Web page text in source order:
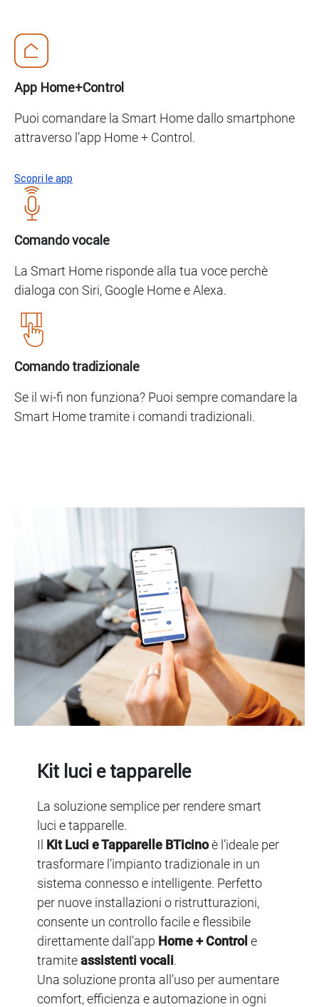
App Home+Control
Puoi comandare la Smart Home dallo smartphone
attraverso l’app Home + Control.
Scopri le app
Comando vocale
La Smart Home risponde alla tua voce perchè
dialoga con Siri, Google Home e Alexa.
Comando tradizionale
Se il wi-fi non funziona? Puoi sempre comandare la
Smart Home tramite i comandi tradizionali.
Kit luci e tapparelle
La soluzione semplice per rendere smart
luci e tapparelle.
Il Kit Luci e Tapparelle BTicinoè l’ideale per
trasformare l’impianto tradizionale in un
sistema connesso e intelligente. Perfetto
per nuove installazioni o ristrutturazioni,
consente un controllo facile e flessibile
direttamente dall’app Home + Control e
tramiteassistenti vocali.
Una soluzione pronta all’uso per aumentare
comfort, efficienza e automazione in ogni